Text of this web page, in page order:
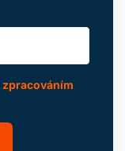
zpracováním